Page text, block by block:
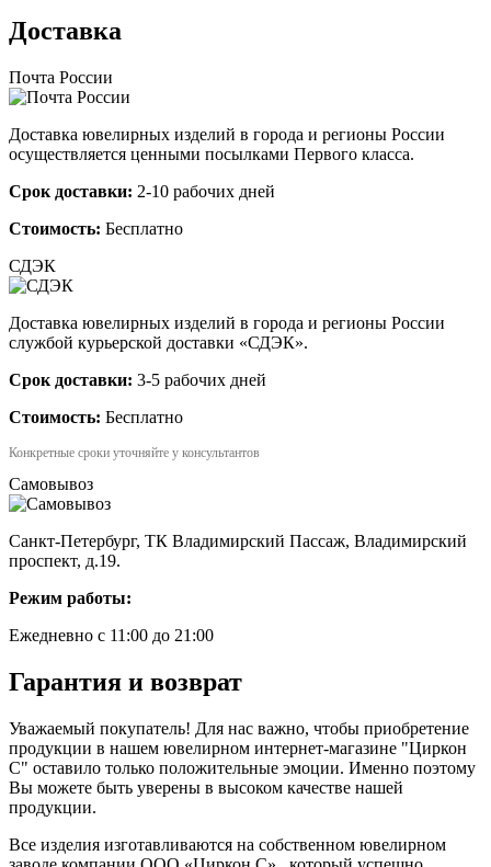
Доставка
Почта России
Доставка ювелирных изделий в города и регионы России
осуществляется ценными посылками Первого класса.
Срок доставки: 2-10 рабочих дней
Стоимость: Бесплатно
СДЭК
Доставка ювелирных изделий в города и регионы России
службой курьерской доставки «СДЭК».
Срок доставки: 3-5 рабочих дней
Стоимость: Бесплатно
Конкретные сроки уточняйте у консультантов
Самовывоз
Санкт-Петербург, ТК Владимирский Пассаж, Владимирский
проспект, д.19.
Режим работы:
Ежедневно с 11:00 до 21:00
Гарантия и возврат
Уважаемый покупатель! Для нас важно, чтобы приобретение
продукции в нашем ювелирном интернет-магазине "Циркон
С" оставило только положительные эмоции. Именно поэтому
Вы можете быть уверены в высоком качестве нашей
продукции.
Все изделия изготавливаются на собственном ювелирном